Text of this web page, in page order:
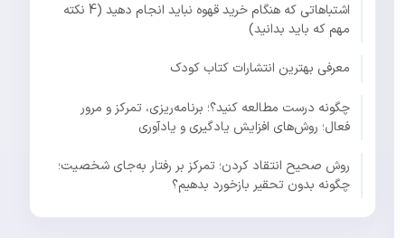
اشتباهاتی که هنگام خرید قهوه نباید انجام دهید (4 نکته
مهم که باید بدانید)
معرفی بهترین انتشارات کتاب کودک
چگونه درست مطالعه کنید؟؛ برنامه‌ریزی، تمرکز و مرور
فعال؛ روش‌های افزایش یادگیری و یادآوری
روش صحیح انتقاد کردن؛ تمرکز بر رفتار به‌جای شخصیت؛
چگونه بدون تحقیر بازخورد بدهیم؟